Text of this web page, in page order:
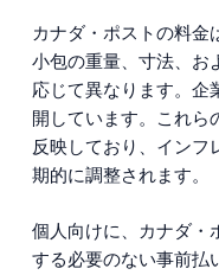
カナダ・ポストの料金
小包の重量、寸法、お
応じて異なります。企
開しています。これら
反映しており、インフ
期的に調整されます。
個人向けに、カナダ・
する必要のない事前払